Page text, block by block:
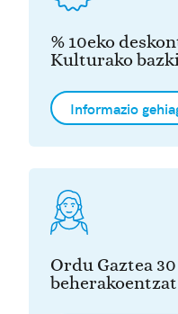
% 10eko
Kulturako
Informazio
Ordu Gaztea
beherakoentzat